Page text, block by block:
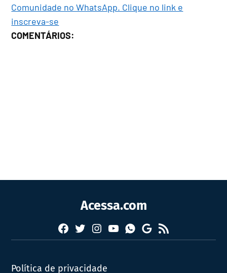
Comunidade no WhatsApp. Clique no link e
inscreva-se
COMENTÁRIOS:
Acessa.com
Facebook
TwitterInstagram
YouTubeWhatsapp
Google
News
RSS
Política de privacidade